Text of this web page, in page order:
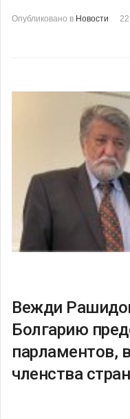
Опубликовано в Новости
Вежди
Болгарию
парламентов,
членства